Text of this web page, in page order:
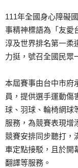
111年全國身心障礙
事精神標語為「友愛
淳及世界排名第一柔
力挺，號召全國民眾
本屆賽事由台中市府
員，提供選手運動傷
球、羽球、輪椅網球
服務，為競賽表現增
競賽安排同步聽打，
車定點接駁，且於開
翻譯等服務。